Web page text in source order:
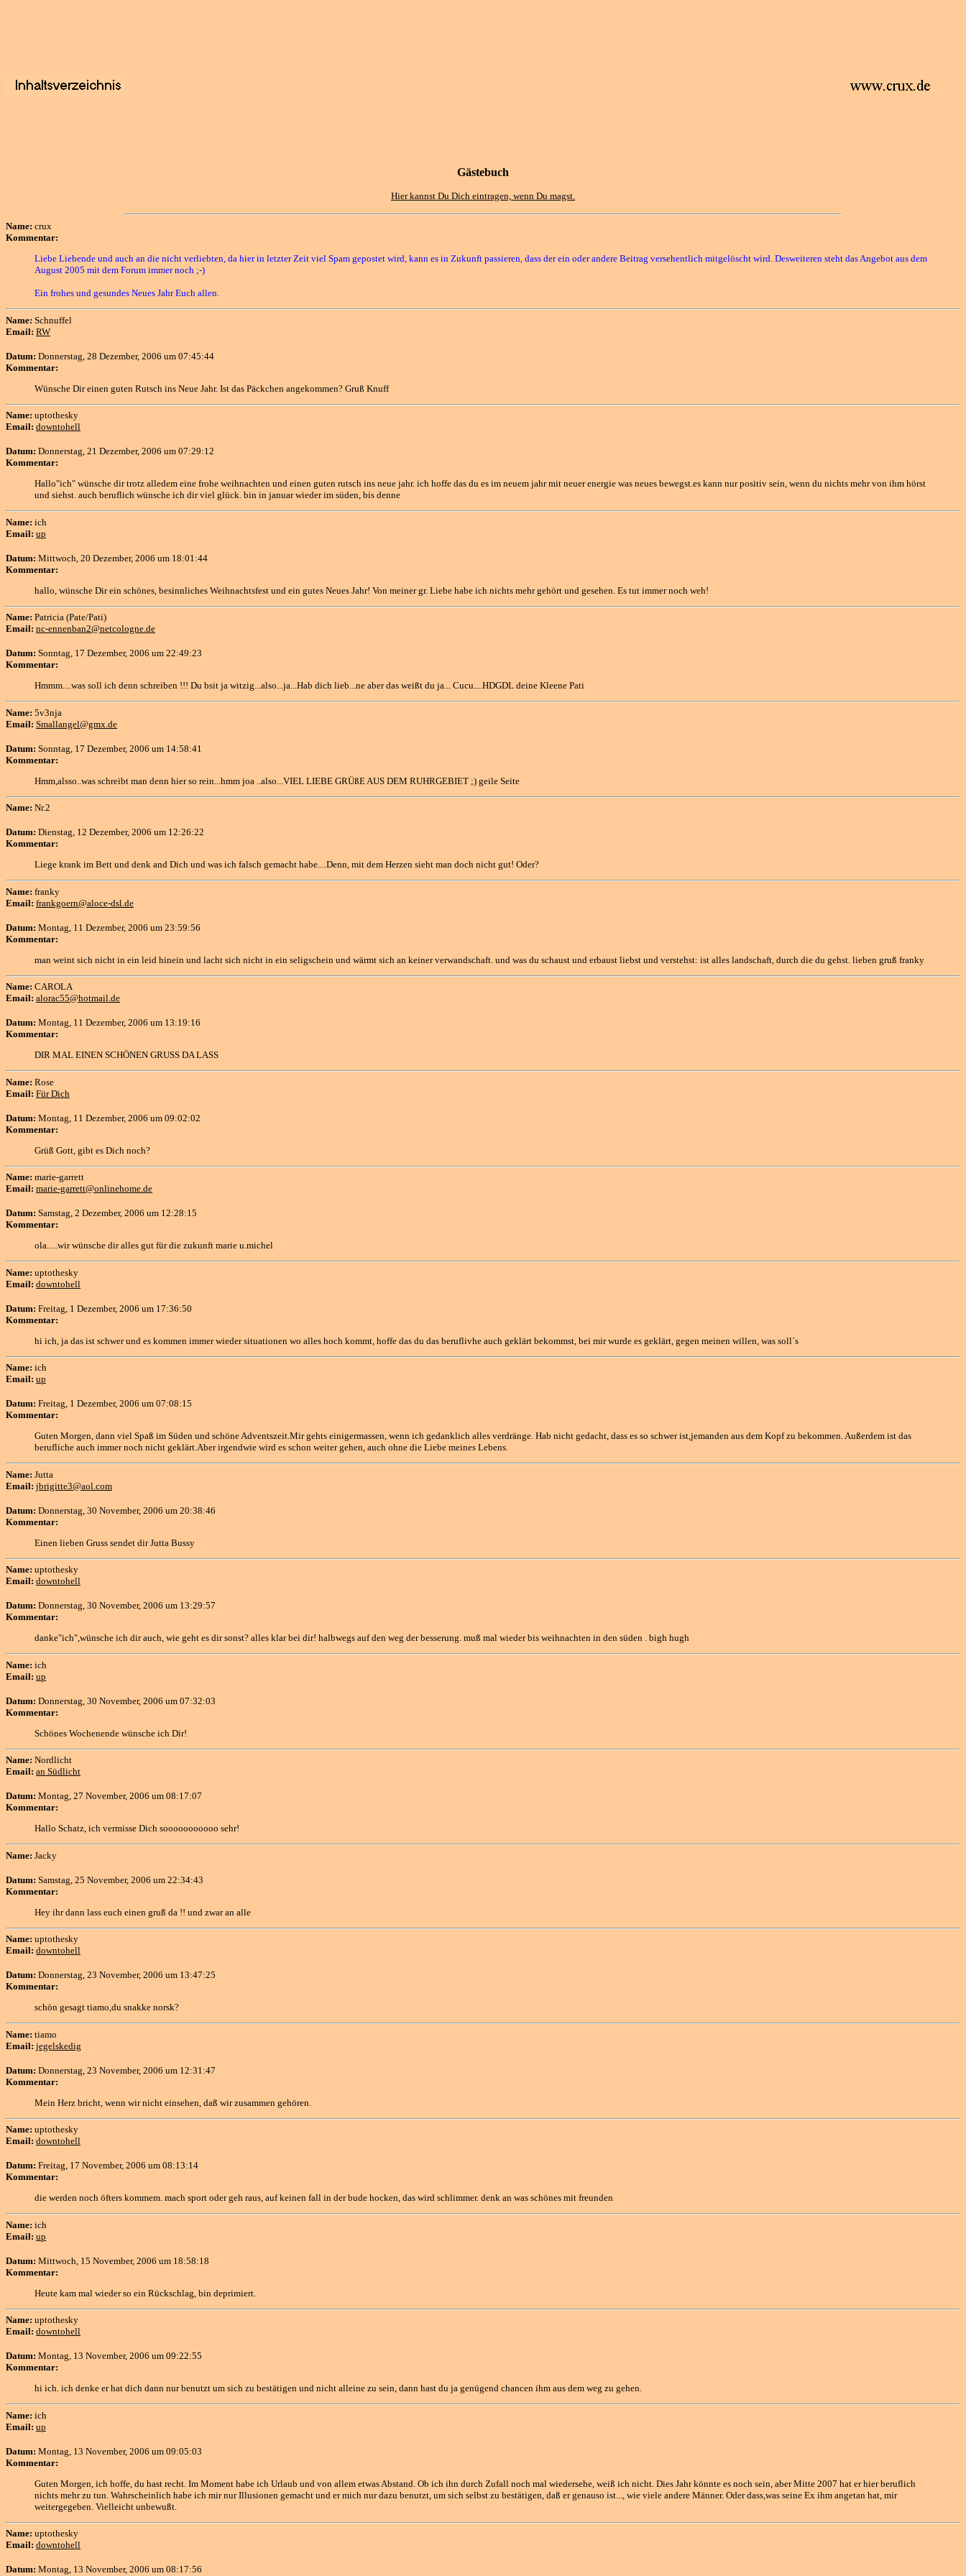
Gästebuch
Hier kannst Du Dich eintragen, wenn Du magst.
Name: crux
Kommentar:
Liebe Liebende und auch an die nicht verliebten, da hier in letzter Zeit viel Spam gepostet wird, kann es in Zukunft passieren, dass der ein oder andere Beitrag versehentlich mitgelöscht wird. Desweiteren steht das Angebot aus dem
August 2005 mit dem Forum immer noch ;-)
Ein frohes und gesundes Neues Jahr Euch allen.
Name: Schnuffel
Email: RW
Datum: Donnerstag, 28 Dezember, 2006 um 07:45:44
Kommentar:
Wünsche Dir einen guten Rutsch ins Neue Jahr. Ist das Päckchen angekommen? Gruß Knuff
Name: uptothesky
Email: downtohell
Datum: Donnerstag, 21 Dezember, 2006 um 07:29:12
Kommentar:
Hallo"ich" wünsche dir trotz alledem eine frohe weihnachten und einen guten rutsch ins neue jahr. ich hoffe das du es im neuem jahr mit neuer energie was neues bewegst.es kann nur positiv sein, wenn du nichts mehr von ihm hörst
und siehst. auch beruflich wünsche ich dir viel glück. bin in januar wieder im süden, bis denne
Name: ich
Email: up
Datum: Mittwoch, 20 Dezember, 2006 um 18:01:44
Kommentar:
hallo, wünsche Dir ein schönes, besinnliches Weihnachtsfest und ein gutes Neues Jahr! Von meiner gr. Liebe habe ich nichts mehr gehört und gesehen. Es tut immer noch weh!
Name: Patricia (Pate/Pati)
Email: nc-ennenban2@netcologne.de
Datum: Sonntag, 17 Dezember, 2006 um 22:49:23
Kommentar:
Hmmm....was soll ich denn schreiben !!! Du bsit ja witzig...also...ja...Hab dich lieb...ne aber das weißt du ja... Cucu....HDGDL deine Kleene Pati
Name: 5v3nja
Email: Smallangel@gmx.de
Datum: Sonntag, 17 Dezember, 2006 um 14:58:41
Kommentar:
Hmm,alsso..was schreibt man denn hier so rein...hmm joa ..also...VIEL LIEBE GRÜßE AUS DEM RUHRGEBIET ;) geile Seite
Name: Nr.2
Datum: Dienstag, 12 Dezember, 2006 um 12:26:22
Kommentar:
Liege krank im Bett und denk and Dich und was ich falsch gemacht habe....Denn, mit dem Herzen sieht man doch nicht gut! Oder?
Name: franky
Email: frankgoern@aloce-dsl.de
Datum: Montag, 11 Dezember, 2006 um 23:59:56
Kommentar:
man weint sich nicht in ein leid hinein und lacht sich nicht in ein seligschein und wärmt sich an keiner verwandschaft. und was du schaust und erbaust liebst und verstehst: ist alles landschaft, durch die du gehst. lieben gruß franky
Name: CAROLA
Email: alorac55@hotmail.de
Datum: Montag, 11 Dezember, 2006 um 13:19:16
Kommentar:
DIR MAL EINEN SCHÖNEN GRUSS DA LASS
Name: Rose
Email: Für Dich
Datum: Montag, 11 Dezember, 2006 um 09:02:02
Kommentar:
Grüß Gott, gibt es Dich noch?
Name: marie-garrett
Email: marie-garrett@onlinehome.de
Datum: Samstag, 2 Dezember, 2006 um 12:28:15
Kommentar:
ola.....wir wünsche dir alles gut für die zukunft marie u.michel
Name: uptothesky
Email: downtohell
Datum: Freitag, 1 Dezember, 2006 um 17:36:50
Kommentar:
hi ich, ja das ist schwer und es kommen immer wieder situationen wo alles hoch kommt, hoffe das du das beruflivhe auch geklärt bekommst, bei mir wurde es geklärt, gegen meinen willen, was soll´s
Name: ich
Email: up
Datum: Freitag, 1 Dezember, 2006 um 07:08:15
Kommentar:
Guten Morgen, dann viel Spaß im Süden und schöne Adventszeit.Mir gehts einigermassen, wenn ich gedanklich alles verdränge. Hab nicht gedacht, dass es so schwer ist,jemanden aus dem Kopf zu bekommen. Außerdem ist das
berufliche auch immer noch nicht geklärt.Aber irgendwie wird es schon weiter gehen, auch ohne die Liebe meines Lebens.
Name: Jutta
Email: jbrigitte3@aol.com
Datum: Donnerstag, 30 November, 2006 um 20:38:46
Kommentar:
Einen lieben Gruss sendet dir Jutta Bussy
Name: uptothesky
Email: downtohell
Datum: Donnerstag, 30 November, 2006 um 13:29:57
Kommentar:
danke"ich",wünsche ich dir auch, wie geht es dir sonst? alles klar bei dir! halbwegs auf den weg der besserung. muß mal wieder bis weihnachten in den süden . bigh hugh
Name: ich
Email: up
Datum: Donnerstag, 30 November, 2006 um 07:32:03
Kommentar:
Schönes Wochenende wünsche ich Dir!
Name: Nordlicht
Email: an Südlicht
Datum: Montag, 27 November, 2006 um 08:17:07
Kommentar:
Hallo Schatz, ich vermisse Dich sooooooooooo sehr!
Name: Jacky
Datum: Samstag, 25 November, 2006 um 22:34:43
Kommentar:
Hey ihr dann lass euch einen gruß da !! und zwar an alle
Name: uptothesky
Email: downtohell
Datum: Donnerstag, 23 November, 2006 um 13:47:25
Kommentar:
schön gesagt tiamo,du snakke norsk?
Name: tiamo
Email: jegelskedig
Datum: Donnerstag, 23 November, 2006 um 12:31:47
Kommentar:
Mein Herz bricht, wenn wir nicht einsehen, daß wir zusammen gehören.
Name: uptothesky
Email: downtohell
Datum: Freitag, 17 November, 2006 um 08:13:14
Kommentar:
die werden noch öfters kommem. mach sport oder geh raus, auf keinen fall in der bude hocken, das wird schlimmer. denk an was schönes mit freunden
Name: ich
Email: up
Datum: Mittwoch, 15 November, 2006 um 18:58:18
Kommentar:
Heute kam mal wieder so ein Rückschlag, bin deprimiert.
Name: uptothesky
Email: downtohell
Datum: Montag, 13 November, 2006 um 09:22:55
Kommentar:
hi ich. ich denke er hat dich dann nur benutzt um sich zu bestätigen und nicht alleine zu sein, dann hast du ja genügend chancen ihm aus dem weg zu gehen.
Name: ich
Email: up
Datum: Montag, 13 November, 2006 um 09:05:03
Kommentar:
Guten Morgen, ich hoffe, du hast recht. Im Moment habe ich Urlaub und von allem etwas Abstand. Ob ich ihn durch Zufall noch mal wiedersehe, weiß ich nicht. Dies Jahr könnte es noch sein, aber Mitte 2007 hat er hier beruflich
nichts mehr zu tun. Wahrscheinlich habe ich mir nur Illusionen gemacht und er mich nur dazu benutzt, um sich selbst zu bestätigen, daß er genauso ist..., wie viele andere Männer. Oder dass,was seine Ex ihm angetan hat, mir
weitergegeben. Vielleicht unbewußt.
Name: uptothesky
Email: downtohell
Datum: Montag, 13 November, 2006 um 08:17:56